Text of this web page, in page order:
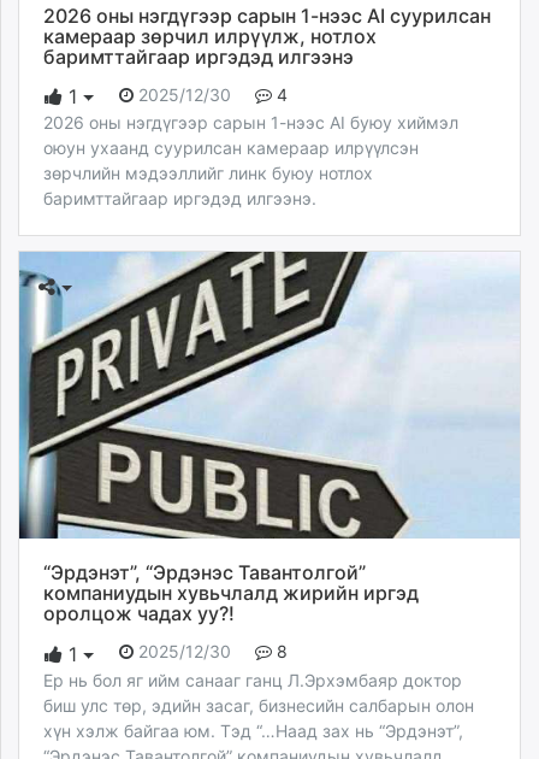
2026 оны нэгдүгээр сарын 1-нээс AI суурилсан
камераар зөрчил илрүүлж, нотлох
баримттайгаар иргэдэд илгээнэ
1
2025/12/30
4
2026 оны нэгдүгээр сарын 1-нээс AI буюу хиймэл
оюун ухаанд суурилсан камераар илрүүлсэн
зөрчлийн мэдээллийг линк буюу нотлох
баримттайгаар иргэдэд илгээнэ.
“Эрдэнэт”, “Эрдэнэс Тавантолгой”
компаниудын хувьчлалд жирийн иргэд
оролцож чадах уу?!
1
2025/12/30
8
Ер нь бол яг ийм санааг ганц Л.Эрхэмбаяр доктор
биш улс төр, эдийн засаг, бизнесийн салбарын олон
хүн хэлж байгаа юм. Тэд “…Наад зах нь “Эрдэнэт”,